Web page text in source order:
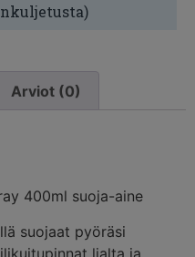
Arviot (0)
400ml suoja-aine
suojaat pyöräsi
lialta ja